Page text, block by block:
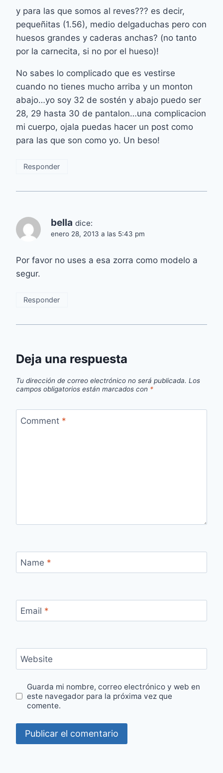
y para las que somos al reves??? es decir,
pequeñitas (1.56), medio delgaduchas pero con
huesos grandes y caderas anchas? (no tanto
por la carnecita, si no por el hueso)!
No sabes lo complicado que es vestirse
cuando no tienes mucho arriba y un monton
abajo…yo soy 32 de sostén y abajo puedo ser
28, 29 hasta 30 de pantalon…una complicacion
mi cuerpo, ojala puedas hacer un post como
para las que son como yo. Un beso!
Responder
bella dice:
enero 28, 2013 a las 5:43 pm
Por favor no uses a esa zorra como modelo a
segur.
Responder
Deja una respuesta
Tu dirección de correo electrónico no será publicada. Los
campos obligatorios están marcados con *
Comment *
Name *
Email *
Website
Guarda mi nombre, correo electrónico y web en
este navegador para la próxima vez que
comente.